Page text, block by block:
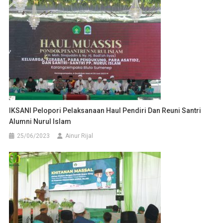
IKSANI Pelopori Pelaksanaan Haul Pendiri Dan Reuni Santri
Alumni Nurul Islam
25/06/2023 Ainur Rijal